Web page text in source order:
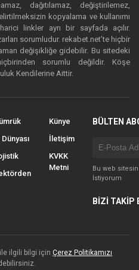
dağıtılamaz, değiştirilemez,
kopyalama ve kullanımı
linkler ayrı bir sayfada açılır.
sorumludur. rekabet.net’te hiçbir
değişikliğe gidebilir. Bu sitedeki
sorumlu değildir. Köşe
Kendilerine Aittir.
Dünyası
Künye
İletişim
KVKK
Metni
BÜLTEN
Bu web
İstiyorum
BİZİ TAKİP
ilgili bilgi içinÇerez Politikamızı